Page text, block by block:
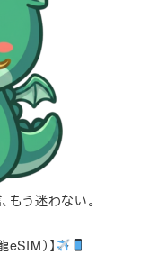
もう迷わない。
）】